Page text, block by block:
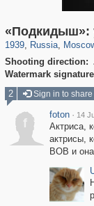
«Подкидыш»:
1939, Russia
1,406,448
,
319,780 8,286
Shooting direction:
Watermark
2 Sign in to
f
foton · 14
Актриса,
актрисы,
ВОВ и она